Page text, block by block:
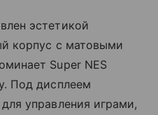
эстетикой
корпус с матовыми
Super NES
Под дисплеем
управления играми,